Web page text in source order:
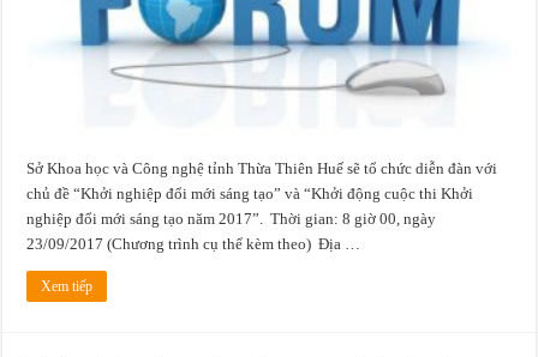
“Khởi
động
cuộc
thi
Khởi
nghiệp
2017”
Sở Khoa học và Công nghệ tỉnh Thừa Thiên Huế sẽ tổ chức diễn đàn với
chủ đề “Khởi nghiệp đổi mới sáng tạo” và “Khởi động cuộc thi Khởi
nghiệp đổi mới sáng tạo năm 2017”. Thời gian: 8 giờ 00, ngày
23/09/2017 (Chương trình cụ thể kèm theo) Địa …
Xem tiếp